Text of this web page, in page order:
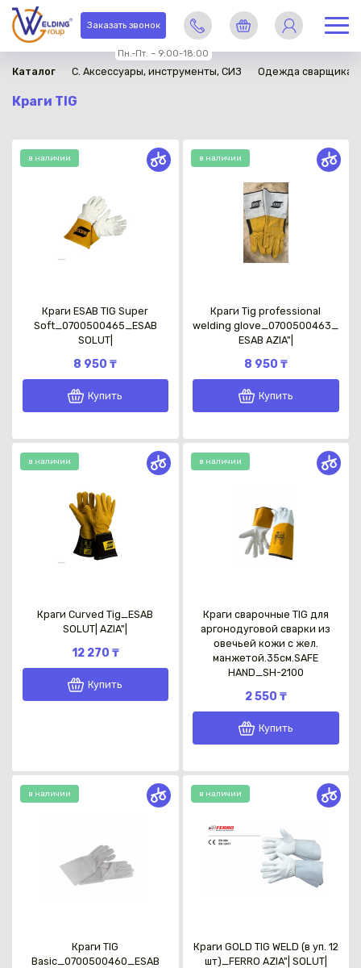
Заказать звонок
Пн.-Пт. – 9:00-18:00
Каталог C. Аксессуары, инструменты, СИЗ Одежда сварщика
Краги TIG
в наличии
Краги ESAB TIG Super
Soft_0700500465_ESAB
SOLUT|
8 950 ₸
Купить
в наличии
Краги Tig professional
welding glove_0700500463_
ESAB AZIA"|
8 950 ₸
Купить
в наличии
Краги Curved Tig_ESAB
SOLUT| AZIA"|
12 270 ₸
Купить
в наличии
Краги сварочные TIG для
аргонодуговой сварки из
овечьей кожи с жел.
манжетой.35см.SAFE
HAND_SH-2100
2 550 ₸
Купить
в наличии
Краги TIG
Basic_0700500460_ESAB
в наличии
Краги GOLD TIG WELD (в уп. 12
шт)_FERRO AZIA"| SOLUT|